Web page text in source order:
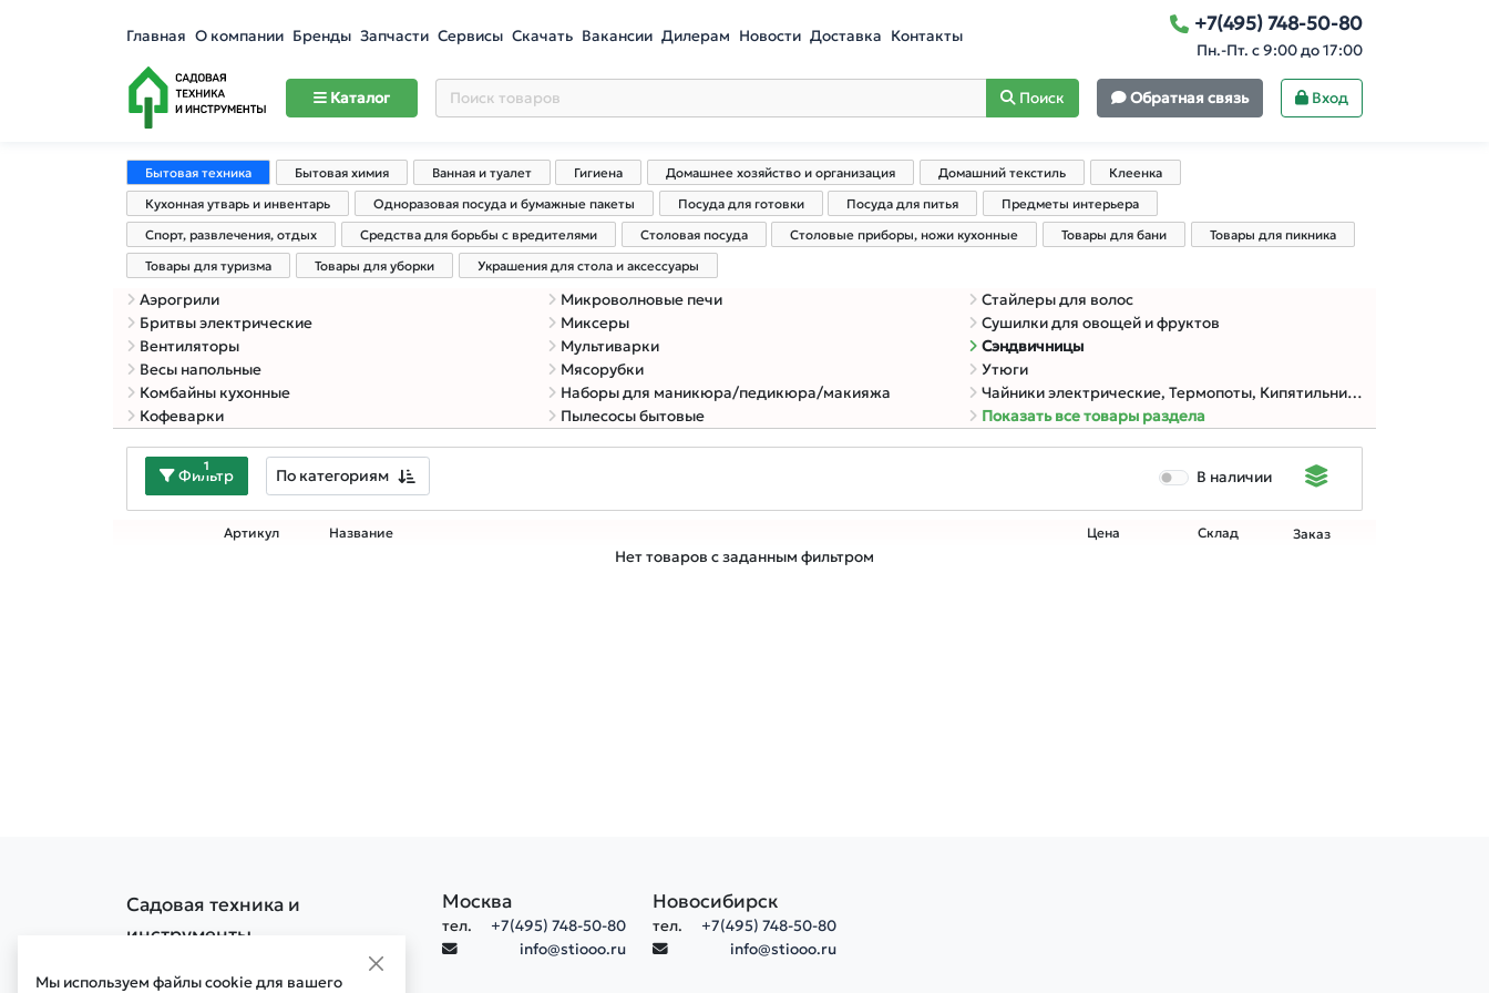
Главная О компании Бренды Запчасти Сервисы Скачать Вакансии Дилерам Новости Доставка Контакты +7(495) 748-50-80
Пн.-Пт. с 9:00 до 17:00
Каталог Поиск Обратная связь Вход
Бытовая техника Бытовая химия Ванная и туалет Гигиена Домашнее хозяйство и организация Домашний текстиль
Клеенка
Кухонная утварь и инвентарь
Одноразовая посуда и бумажные пакеты Посуда для готовки Посуда для питья
Предметы интерьера
Спорт, развлечения, отдых
Средства для борьбы с вредителями Столовая посуда Столовые приборы, ножи кухонные Товары для бани
Товары для пикника
Товары для туризма
Товары для уборки Украшения для стола и аксессуары
Аэрогрили
Бритвы электрические
Вентиляторы
Весы напольные
Комбайны кухонные
Кофеварки
Микроволновые печи
Миксеры
Мультиварки
Мясорубки
Наборы для маникюра/педикюра/макияжа
Пылесосы бытовые
Стайлеры для волос
Сушилки для овощей и фруктов
Сэндвичницы
Утюги
Чайники электрические, Термопоты, Кипятильники
Показать все товары раздела
Фильтр
1 По категориям В наличии
Артикул Название Цена Склад Заказ
Нет товаров с заданным фильтром
Мы используем файлы cookie для вашего
Садовая техника и
инструменты
Москва
тел.
+7(495) 748-50-80
info@stiooo.ru
Новосибирск
тел.
+7(495) 748-50-80
info@stiooo.ru